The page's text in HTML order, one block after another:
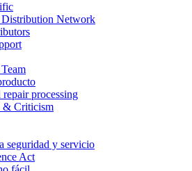
Network
processing
& Criticism
seguridad y servicio
Act